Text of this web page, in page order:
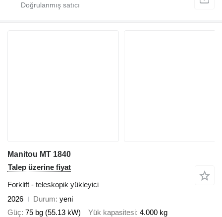
Manitou MT 1840
Talep üzerine fiyat
Forklift - teleskopik yükleyici
2026
Durum yeni
Güç 75 bg (55.13 kW) Yük kapasitesi 4.000 kg